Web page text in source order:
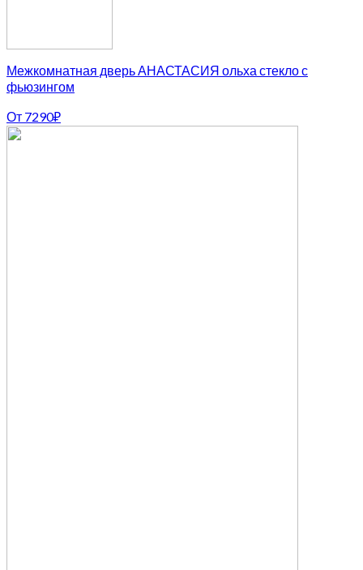
Межкомнатная дверь АНАСТАСИЯ ольха стекло с
фьюзингом
От 7290₽